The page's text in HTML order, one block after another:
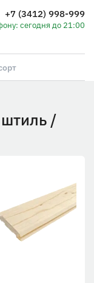
+7 (3412) 998-999
сегодня до 21:00
штиль /